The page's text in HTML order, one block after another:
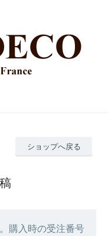
ショップへ戻る
購入時の受注番号